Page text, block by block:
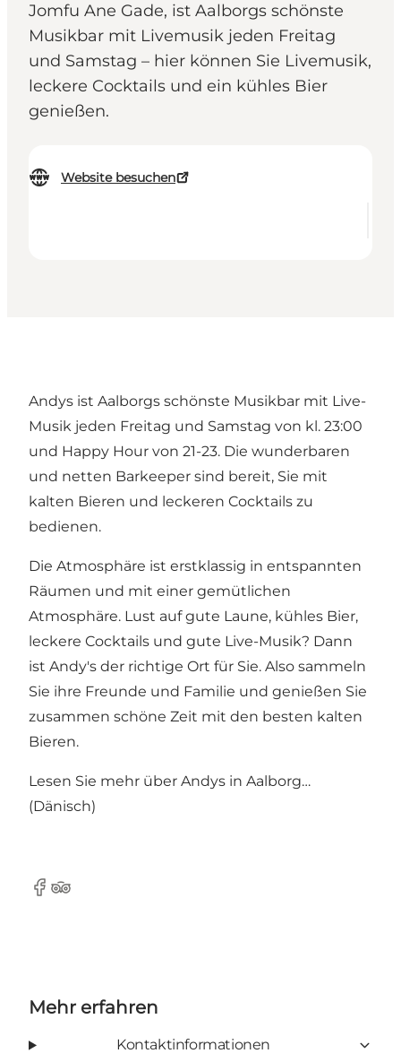
Jomfu Ane Gade, ist Aalborgs schönste
Musikbar mit Livemusik jeden Freitag
und Samstag – hier können Sie Livemusik,
leckere Cocktails und ein kühles Bier
genießen.
Website besuchen
Andys ist Aalborgs schönste Musikbar mit Live-
Musik jeden Freitag und Samstag von kl. 23:00
und Happy Hour von 21-23. Die wunderbaren
und netten Barkeeper sind bereit, Sie mit
kalten Bieren und leckeren Cocktails zu
bedienen.
Die Atmosphäre ist erstklassig in entspannten
Räumen und mit einer gemütlichen
Atmosphäre. Lust auf gute Laune, kühles Bier,
leckere Cocktails und gute Live-Musik? Dann
ist Andy's der richtige Ort für Sie. Also sammeln
Sie ihre Freunde und Familie und genießen Sie
zusammen schöne Zeit mit den besten kalten
Bieren.
Lesen Sie mehr über Andys in Aalborg…
(Dänisch)
Facebook
TripAdvisor
Mehr erfahren
Kontaktinformationen